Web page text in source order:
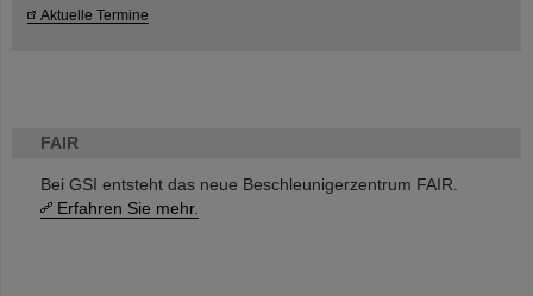
FAIR
Bei GSI entsteht das neue Beschleunigerzentrum FAIR.
Erfahren Sie mehr.
Aktuelle Termine